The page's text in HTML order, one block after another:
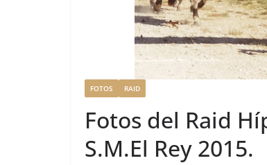
FOTOS RAID
Fotos del Raid
S.M.El Rey 2015.